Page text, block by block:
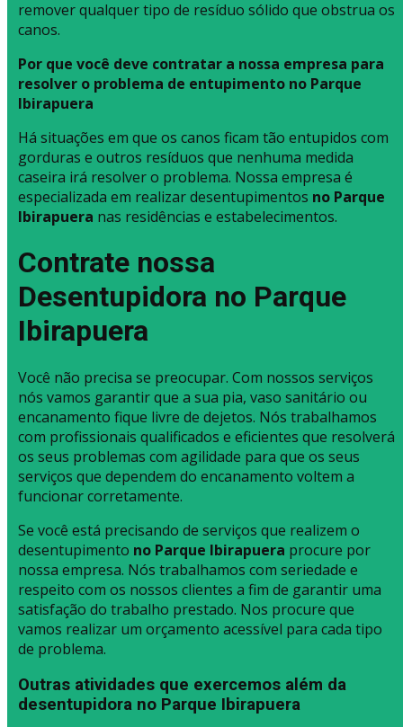
remover qualquer tipo de resíduo sólido que obstrua os
canos.
Por que você deve contratar a nossa empresa para
resolver o problema de entupimento no Parque
Ibirapuera
Há situações em que os canos ficam tão entupidos com
gorduras e outros resíduos que nenhuma medida
caseira irá resolver o problema. Nossa empresa é
especializada em realizar desentupimentos no Parque
Ibirapuera nas residências e estabelecimentos.
Contrate nossa
Desentupidora no Parque
Ibirapuera
Você não precisa se preocupar. Com nossos serviços
nós vamos garantir que a sua pia, vaso sanitário ou
encanamento fique livre de dejetos. Nós trabalhamos
com profissionais qualificados e eficientes que resolverá
os seus problemas com agilidade para que os seus
serviços que dependem do encanamento voltem a
funcionar corretamente.
Se você está precisando de serviços que realizem o
desentupimento no Parque Ibirapuera procure por
nossa empresa. Nós trabalhamos com seriedade e
respeito com os nossos clientes a fim de garantir uma
satisfação do trabalho prestado. Nos procure que
vamos realizar um orçamento acessível para cada tipo
de problema.
Outras atividades que exercemos além da
desentupidora no Parque Ibirapuera